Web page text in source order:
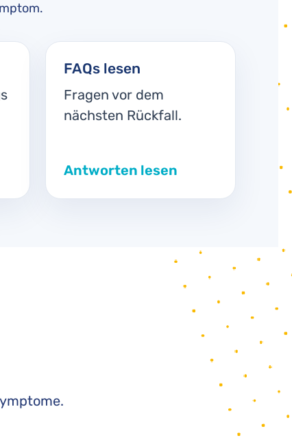
FAQs lesen
Fragen vor dem
nächsten Rückfall.
Antworten lesen